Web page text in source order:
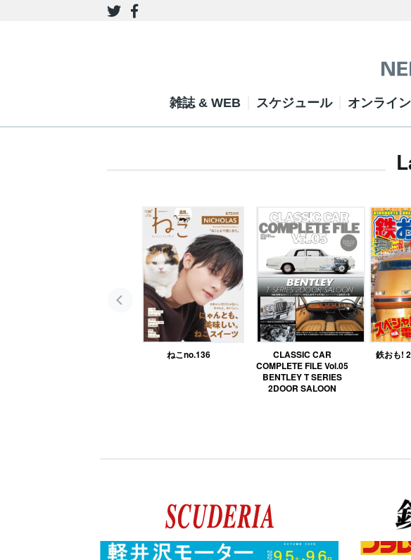
雑誌 & WEB スケジュール オンライ
ねこno.136
CLASSIC CAR
COMPLETE FILE Vol.05
BENTLEY T SERIES
2DOOR SALOON
鉄おも!